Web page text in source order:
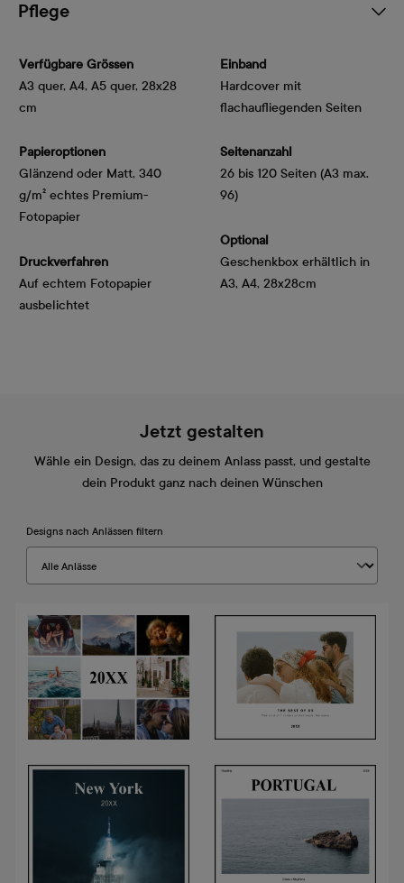
Pflege
Verfügbare Grössen
A3 quer, A4, A5 quer, 28x28
cm
Papieroptionen
Glänzend oder Matt, 340
g/m² echtes Premium-
Fotopapier
Druckverfahren
Auf echtem Fotopapier
ausbelichtet
Einband
Hardcover mit
flachaufliegenden Seiten
Seitenanzahl
26 bis 120 Seiten (A3 max.
96)
Optional
Geschenkbox erhältlich in
A3, A4, 28x28cm
Jetzt gestalten
Wähle ein Design, das zu deinem Anlass passt, und gestalte
dein Produkt ganz nach deinen Wünschen
Designs nach Anlässen filtern